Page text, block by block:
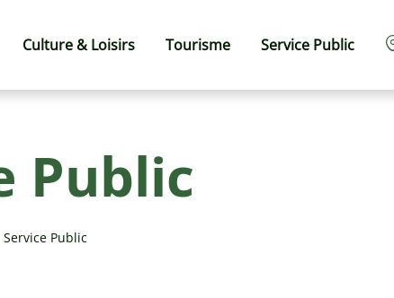
Culture & Loisirs Tourisme Service Public
Public
Service Public